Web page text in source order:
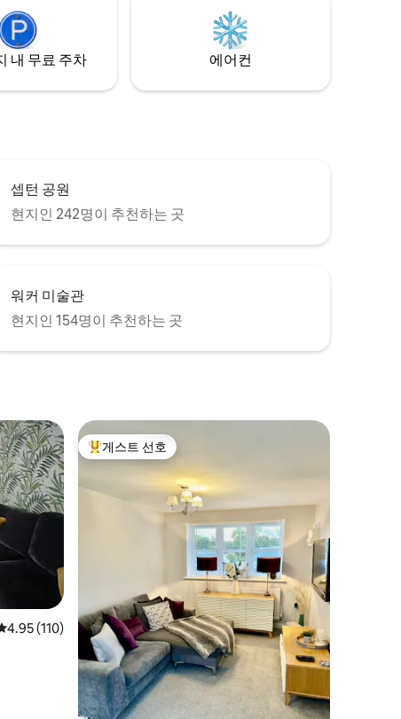
좌석 이
나고 싶은 커플이나 1인 여행객에게 이상적
입니다. 진정한 오프그리드 휴양지. 언제든
지 메시지를 보내주시고 자세한 정보를 문
의해 주세요.
내 무료 주차 에어컨
셉턴 공원
현지인 242명이 추천하는 곳
워커 미술관
현지인 154명이 추천하는 곳
점 4.95점(5점 만점), 후기 110개
4.95 (110)
상위 게스트 선호
게스트 선호